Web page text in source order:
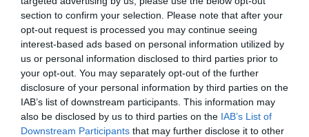
section to confirm your selection. Please note that after your
opt-out request is processed you may continue seeing
interest-based ads based on personal information utilized by
us or personal information disclosed to third parties prior to
your opt-out. You may separately opt-out of the further
disclosure of your personal information by third parties on the
IAB’s list of downstream participants. This information may
also be disclosed by us to third parties on the IAB’s List of
Downstream Participants that may further disclose it to other
ΟΛΕΣ ΟΙ ΕΙΔΗΣΕΙΣ →
διαβάστε ακόμη